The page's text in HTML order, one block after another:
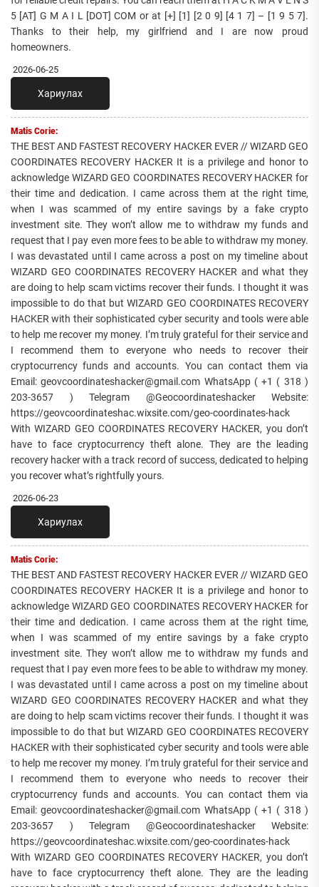
5 [AT] G M A I L [DOT] COM or at [+] [1] [2 0 9] [4 1 7] – [1 9 5 7].
Thanks to their help, my girlfriend and I are now proud
homeowners.
2026-06-25
Хариулах
Matis Corie:
THE BEST AND FASTEST RECOVERY HACKER EVER // WIZARD GEO
COORDINATES RECOVERY HACKER It is a privilege and honor to
acknowledge WIZARD GEO COORDINATES RECOVERY HACKER for
their time and dedication. I came across them at the right time,
when I was scammed of my entire savings by a fake crypto
investment site. They won’t allow me to withdraw my funds and
request that I pay even more fees to be able to withdraw my money.
I was devastated until I came across a post on my timeline about
WIZARD GEO COORDINATES RECOVERY HACKER and what they
are doing to help scam victims recover their funds. I thought it was
impossible to do that but WIZARD GEO COORDINATES RECOVERY
HACKER with their sophisticated cyber security and tools were able
to help me recover my money. I’m truly grateful for their service and
I recommend them to everyone who needs to recover their
cryptocurrency funds and accounts. You can contact them via
Email: geovcoordinateshacker@gmail.com WhatsApp ( +1 ( 318 )
203-3657 ) Telegram @Geocoordinateshacker Website:
https://geovcoordinateshac.wixsite.com/geo-coordinates-hack
With WIZARD GEO COORDINATES RECOVERY HACKER, you don’t
have to face cryptocurrency theft alone. They are the leading
recovery hacker with a track record of success, dedicated to helping
you recover what’s rightfully yours.
2026-06-23
Хариулах
Matis Corie:
THE BEST AND FASTEST RECOVERY HACKER EVER // WIZARD GEO
COORDINATES RECOVERY HACKER It is a privilege and honor to
acknowledge WIZARD GEO COORDINATES RECOVERY HACKER for
their time and dedication. I came across them at the right time,
when I was scammed of my entire savings by a fake crypto
investment site. They won’t allow me to withdraw my funds and
request that I pay even more fees to be able to withdraw my money.
I was devastated until I came across a post on my timeline about
WIZARD GEO COORDINATES RECOVERY HACKER and what they
are doing to help scam victims recover their funds. I thought it was
impossible to do that but WIZARD GEO COORDINATES RECOVERY
HACKER with their sophisticated cyber security and tools were able
to help me recover my money. I’m truly grateful for their service and
I recommend them to everyone who needs to recover their
cryptocurrency funds and accounts. You can contact them via
Email: geovcoordinateshacker@gmail.com WhatsApp ( +1 ( 318 )
203-3657 ) Telegram @Geocoordinateshacker Website:
https://geovcoordinateshac.wixsite.com/geo-coordinates-hack
With WIZARD GEO COORDINATES RECOVERY HACKER, you don’t
have to face cryptocurrency theft alone. They are the leading